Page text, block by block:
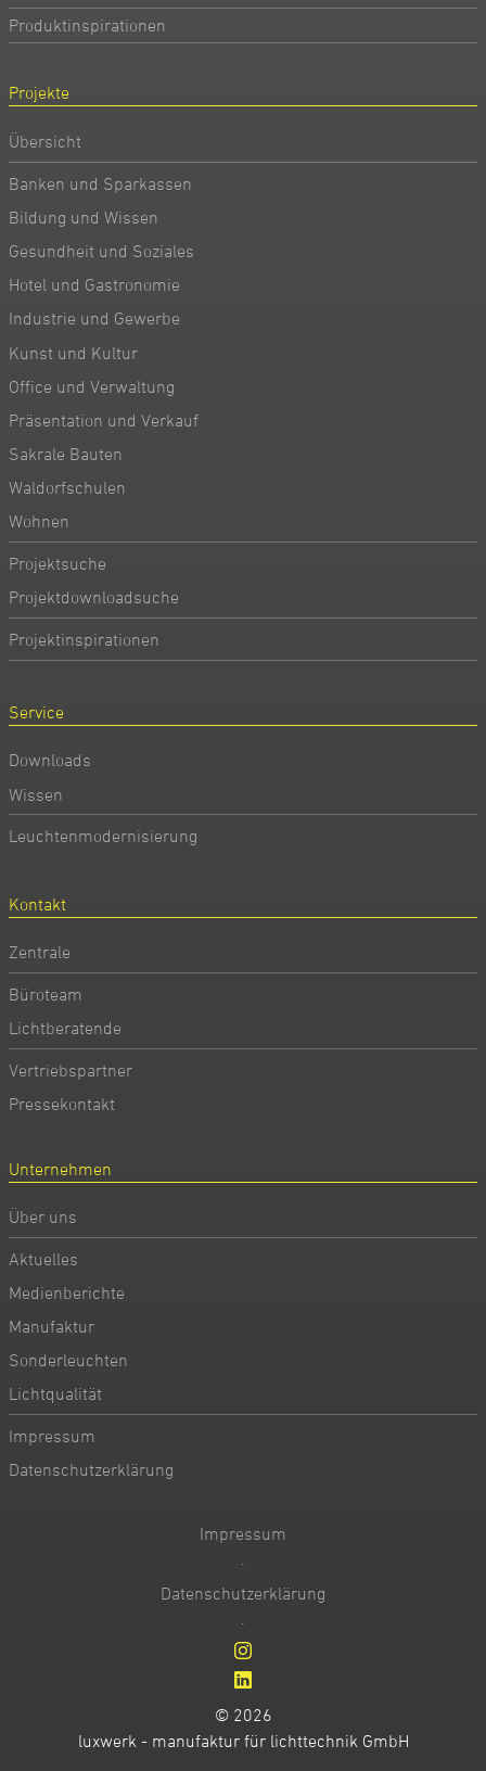
Produktinspirationen
Projekte
Übersicht
Banken und Sparkassen
Bildung und Wissen
Gesundheit und Soziales
Hotel und Gastronomie
Industrie und Gewerbe
Kunst und Kultur
Office und Verwaltung
Präsentation und Verkauf
Sakrale Bauten
Waldorfschulen
Wohnen
Projektsuche
Projektdownloadsuche
Projektinspirationen
Service
Downloads
Wissen
Leuchtenmodernisierung
Kontakt
Zentrale
Büroteam
Lichtberatende
Vertriebspartner
Pressekontakt
Unternehmen
Über uns
Aktuelles
Medienberichte
Manufaktur
Sonderleuchten
Lichtqualität
Impressum
Datenschutzerklärung
Impressum
·
Datenschutzerklärung
·
© 2026
luxwerk - manufaktur für lichttechnik GmbH